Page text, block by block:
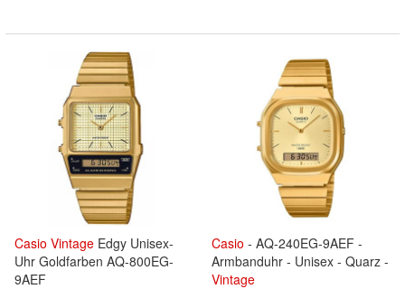
Casio Vintage Edgy Unisex-
Uhr Goldfarben AQ-800EG-
9AEF
Casio - AQ-240EG-9AEF -
Armbanduhr - Unisex - Quarz -
Vintage